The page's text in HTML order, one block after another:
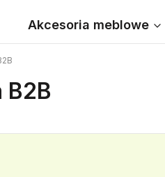
Akcesoria meblowe
B2B